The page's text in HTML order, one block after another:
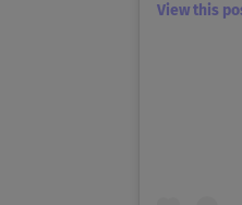
View this